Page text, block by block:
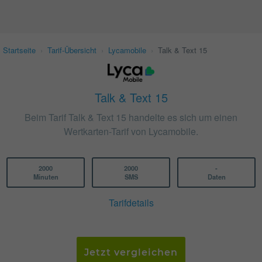
Startseite Tarif-Übersicht Lycamobile Talk & Text 15
Talk & Text 15
Beim Tarif Talk & Text 15 handelte es sich um einen
Wertkarten-Tarif von Lycamobile.
2000
Minuten
2000
SMS
-
Daten
Tarifdetails
Jetzt vergleichen